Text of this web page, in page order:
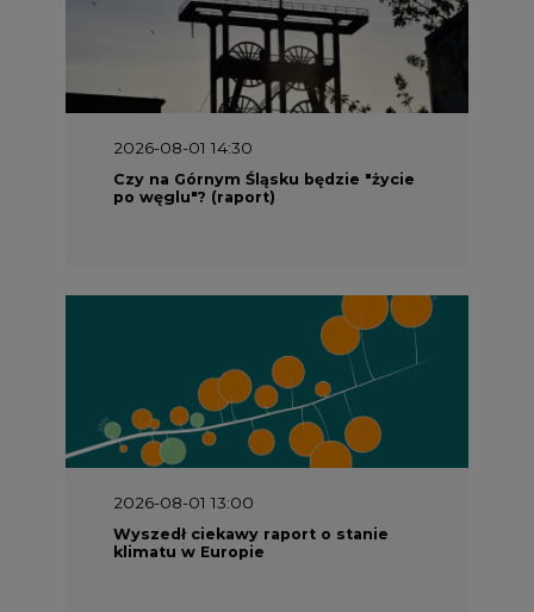
2026-08-01 13:00
Wyszedł ciekawy raport o stanie
klimatu w Europie
2026-07-09 10:30
Opublikowano bilans zasobów złóż
kopalin w Polsce według stanu na 31
grudnia 2025 r.